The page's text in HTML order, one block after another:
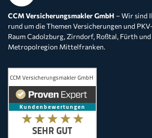
CCM Versicherungsmakler GmbH – Wir sind
rund um die Themen Versicherungen und
Raum Cadolzburg, Zirndorf, Roßtal, Fürth
Metropolregion Mittelfranken.